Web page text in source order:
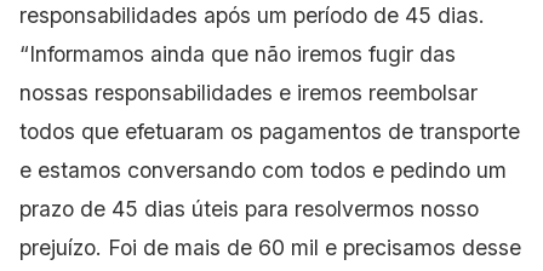
responsabilidades após um período de 45 dias.
“Informamos ainda que não iremos fugir das
nossas responsabilidades e iremos reembolsar
todos que efetuaram os pagamentos de transporte
e estamos conversando com todos e pedindo um
prazo de 45 dias úteis para resolvermos nosso
prejuízo. Foi de mais de 60 mil e precisamos desse